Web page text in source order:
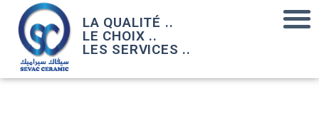
LA QUALITÉ ..
LE CHOIX ..
LES SERVICES ..